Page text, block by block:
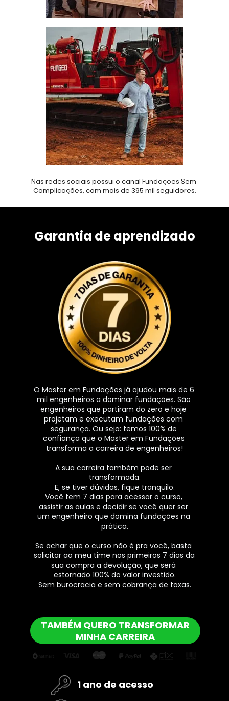
Nas redes sociais possui o canal Fundações Sem
Complicações, com mais de 395 mil seguidores.
Garantia de aprendizado
O Master em Fundações já ajudou mais de 6
mil engenheiros a dominar fundações. São
engenheiros que partiram do zero e hoje
projetam e executam fundações com
segurança. Ou seja: temos 100% de
confiança que o Master em Fundações
transforma a carreira de engenheiros!
A sua carreira também pode ser
transformada.
E, se tiver dúvidas, fique tranquilo.
Você tem 7 dias para acessar o curso,
assistir as aulas e decidir se você quer ser
um engenheiro que domina fundações na
prática.
Se achar que o curso não é pra você, basta
solicitar ao meu time nos primeiros 7 dias da
sua compra a devolução, que será
estornado 100% do valor investido.
Sem burocracia e sem cobrança de taxas.
1 ano de acesso
TAMBÉM QUERO TRANSFORMAR
MINHA CARREIRA